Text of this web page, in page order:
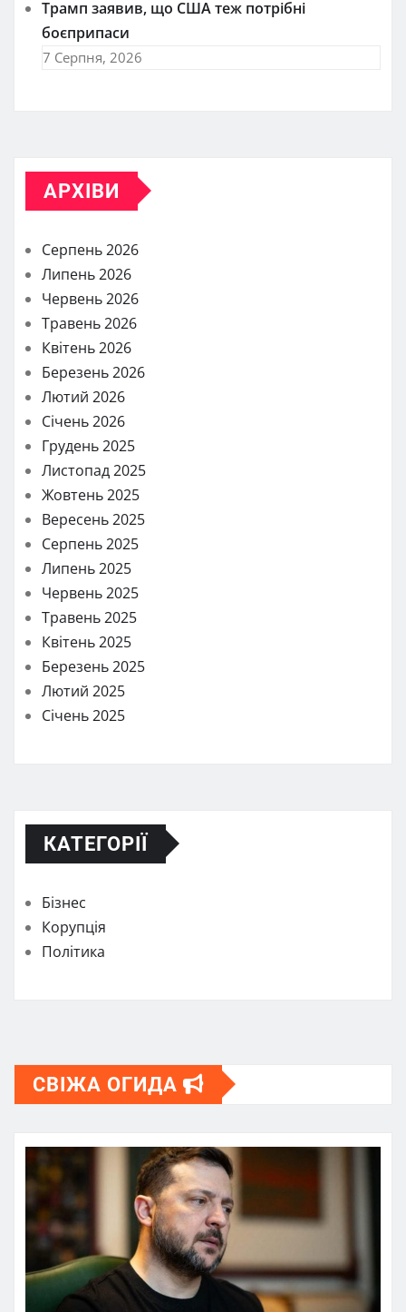
Трамп заявив, що США теж потрібні
боєприпаси
7 Серпня, 2026
АРХІВИ
Серпень 2026
Липень 2026
Червень 2026
Травень 2026
Квітень 2026
Березень 2026
Лютий 2026
Січень 2026
Грудень 2025
Листопад 2025
Жовтень 2025
Вересень 2025
Серпень 2025
Липень 2025
Червень 2025
Травень 2025
Квітень 2025
Березень 2025
Лютий 2025
Січень 2025
КАТЕГОРІЇ
Бізнес
Корупція
Політика
СВІЖА ОГИДА